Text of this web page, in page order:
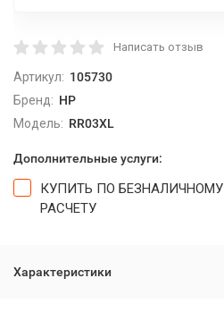
Написать отзыв
Артикул: 105730
Бренд: HP
Модель: RR03XL
Дополнительные услуги:
КУПИТЬ ПО БЕЗНАЛИЧНОМУ
РАСЧЕТУ
Характеристики